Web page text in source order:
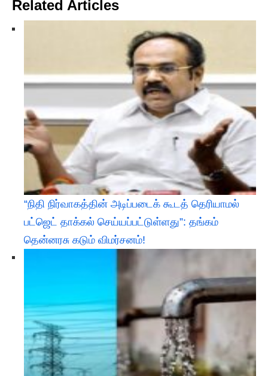
Related Articles
“நிதி நிர்வாகத்தின் அடிப்படைக் கூடத் தெரியாமல்
பட்ஜெட் தாக்கல் செய்யப்பட்டுள்ளது”: தங்கம்
தென்னரசு கடும் விமர்சனம்!